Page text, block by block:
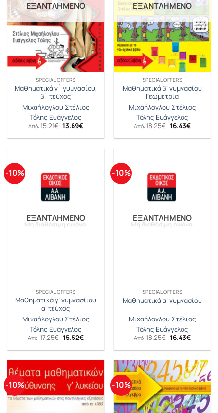
ΕΞΑΝΤΛΗΜΈΝΟ
SPECIAL OFFERS
Μαθηματικά γ` γυμνασίου,
β` τεύχος
Μιχαήλογλου Στέλιος
Τόλης Ευάγγελος
Από: 15.21€ Original
price
was:
13.69€Η
τιμή
ΕΞΑΝΤΛΗΜΈΝΟ
SPECIAL OFFERS
Mαθηματικά β’ γυμνασίου
Γεωμετρία
Μιχαήλογλου Στέλιος
Τόλης Ευάγγελος
Από:18.25€ Original
price
was:
16.43€Η
τιμή
-10%
ΕΞΑΝΤΛΗΜΈΝΟ
SPECIAL OFFERS
Μαθηματικά γ’ γυμνασίιου
α’ τεύχος
Μιχαήλογλου Στέλιος
Τόλης Ευάγγελος
Από:17.25€ Original
price
was:
15.52€Η
τιμή
15.52€.
-10%
ΕΞΑΝΤΛΗΜΈΝΟ
SPECIAL OFFERS
Μαθηματικά α’ γυμνασίου
Μιχαήλογλου Στέλιος
Τόλης Ευάγγελος
Από:18.25€ Original
price
was:
16.43€Η
τιμή
16.43€.
-10% -10%